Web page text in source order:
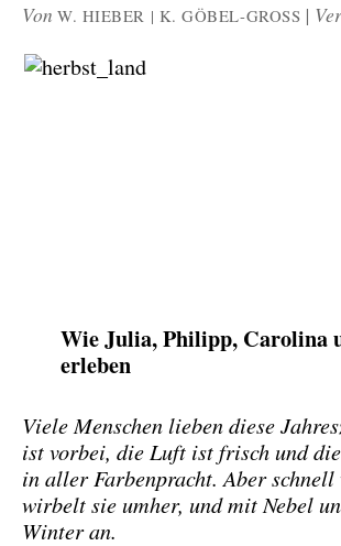
Von W. HIEBER | K. GÖBEL-GROSS |
Wie Julia, Philipp, Carolina
erleben
Viele Menschen lieben diese
ist vorbei, die Luft ist frisch und
in aller Farbenpracht. Aber
wirbelt sie umher, und mit Nebel
Winter an.